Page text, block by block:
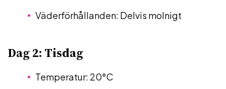
Väderförhållanden: Delvis molnigt
Dag 2: Tisdag
Temperatur: 20°C